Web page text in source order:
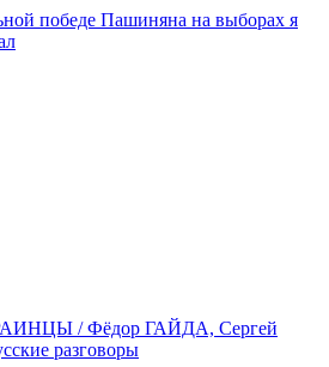
победе Пашиняна на выборах я
/ Фёдор ГАЙДА, Сергей
разговоры